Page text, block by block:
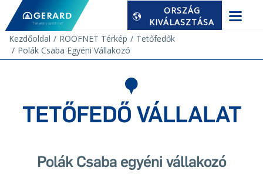
ORSZÁG
KIVÁLASZTÁSA
Kezdőoldal
ROOFNET Térkép
Tetőfedők
Polák Csaba Egyéni Vállakozó
TETŐFEDŐ VÁLLALAT
Polák Csaba egyéni vállakozó